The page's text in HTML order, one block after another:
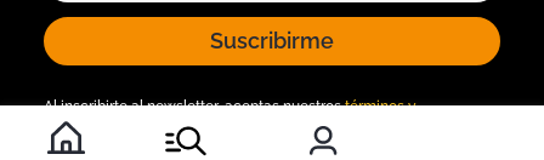
Suscribirme
Al inscribirte al newsletter, aceptas nuestrostérminos y
condiciones
, y nuestra política de tratamiento de información